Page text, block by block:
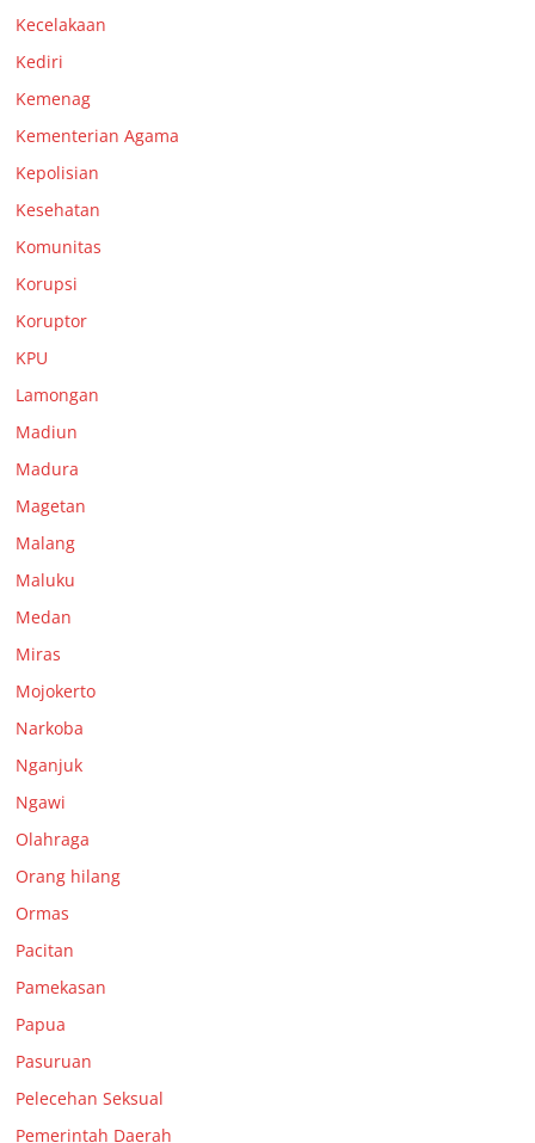
Kecelakaan
Kediri
Kemenag
Kementerian Agama
Kepolisian
Kesehatan
Komunitas
Korupsi
Koruptor
KPU
Lamongan
Madiun
Madura
Magetan
Malang
Maluku
Medan
Miras
Mojokerto
Narkoba
Nganjuk
Ngawi
Olahraga
Orang hilang
Ormas
Pacitan
Pamekasan
Papua
Pasuruan
Pelecehan Seksual
Pemerintah Daerah